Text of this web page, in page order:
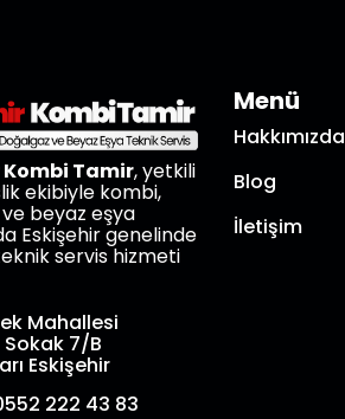
Kombi Tamir, yetkili
ekibiyle kombi,
beyaz eşya
Eskişehir genelinde
servis hizmeti
Mahallesi
7/B
Eskişehir
222 43 83
Menü
Hakkımızda
Blog
İletişim